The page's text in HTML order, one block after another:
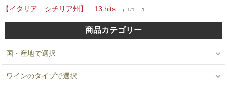
【イタリア シチリア州】 13 hitsp.1/1 1
商品カテゴリー
国・産地で選択
ワインのタイプで選択